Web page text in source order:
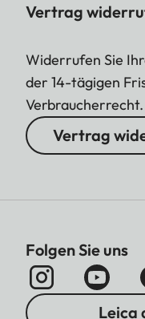
Vertrag
Widerrufen Sie
der 14-tägigen
Verbraucherrecht.
Vertrag
Folgen Sie uns
Leica